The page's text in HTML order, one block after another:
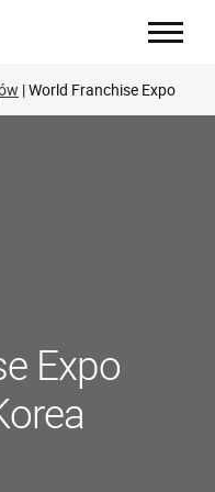
World Franchise Expo
Expo